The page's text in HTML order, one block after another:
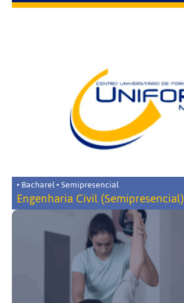
• Bacharel • Semipresencial
Engenharia Civil (Semipresencial)